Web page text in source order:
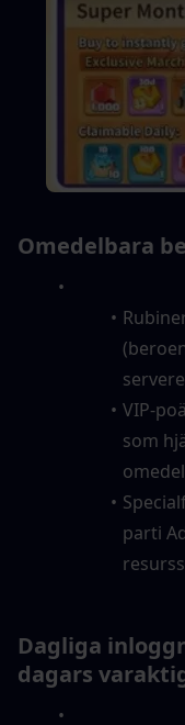
Omedelbara
VIP-
som
parti
Dagliga
dagars